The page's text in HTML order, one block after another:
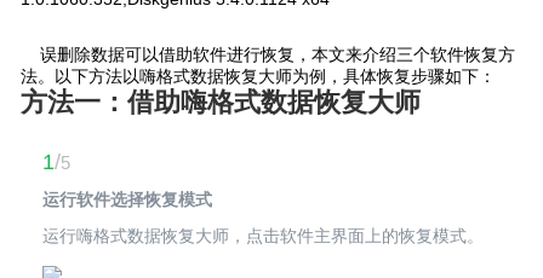
误删除数据可以借助软件进行恢复，本文来介绍三个软件恢复方
法。以下方法以嗨格式数据恢复大师为例，具体恢复步骤如下：
方法一：借助嗨格式数据恢复大师
1/5
运行软件选择恢复模式
运行嗨格式数据恢复大师，点击软件主界面上的恢复模式。